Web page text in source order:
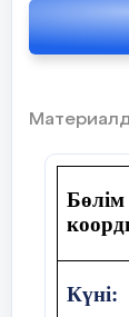
2.
үлгілік
Күні: